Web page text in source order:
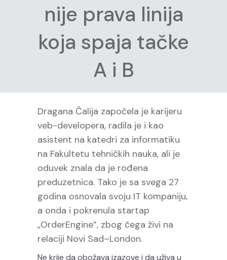
nije prava linija
koja spaja tačke
A i B
Dragana Čalija započela je karijeru
veb-developera, radila je i kao
asistent na katedri za informatiku
na Fakultetu tehničkih nauka, ali je
oduvek znala da je rođena
preduzetnica. Tako je sa svega 27
godina osnovala svoju IT kompaniju,
a onda i pokrenula startap
„OrderEngine”, zbog čega živi na
relaciji Novi Sad–London.
Ne krije da obožava izazove i da uživa u